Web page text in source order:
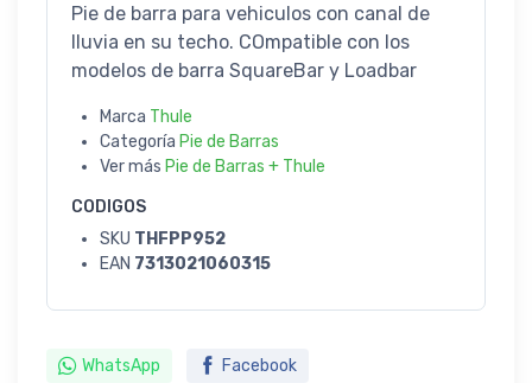
Pie de barra para vehiculos con canal de
lluvia en su techo. COmpatible con los
modelos de barra SquareBar y Loadbar
Marca Thule
Categoría Pie de Barras
Ver más Pie de Barras + Thule
CODIGOS
SKU THFPP952
EAN 7313021060315
WhatsApp Facebook